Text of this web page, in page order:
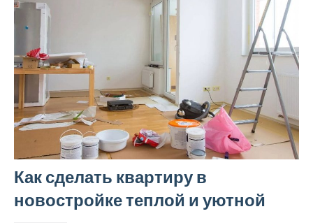
Как сделать квартиру в
новостройке теплой и уютной